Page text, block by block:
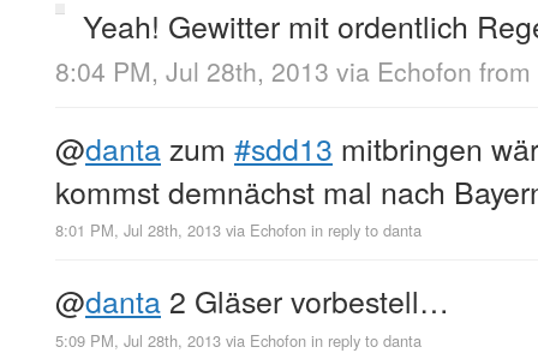
Yeah! Gewitter mit ordentlich
8:04 PM, Jul 28th, 2013 via Echofon from
@dantazum #sdd13 mitbringen
kommst demnächst mal nach
8:01 PM, Jul 28th, 2013 via Echofon in reply to danta
@danta 2 Gläser vorbestell…
5:09 PM, Jul 28th, 2013 via Echofon in reply to danta